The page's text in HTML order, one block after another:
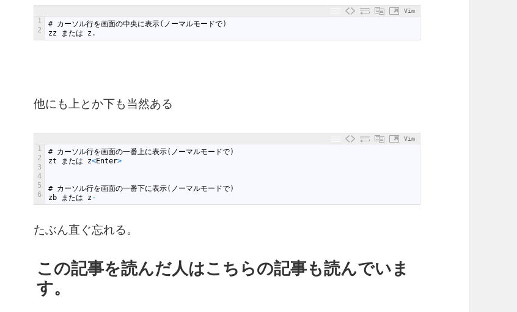
Vim
1
2
# カーソル行を画面の中央に表示( ノーマルモードで)
zz
または z.
他にも上とか下も当然ある
Vim
1
2
3
4
5
6
# カーソル行を画面の一番上に表示( ノーマルモードで)
zt
または z<Enter>
# カーソル行を画面の一番下に表示( ノーマルモードで)
zb
または z-
たぶん直ぐ忘れる。
この記事を読んだ人はこちらの記事も読んでいま
す。